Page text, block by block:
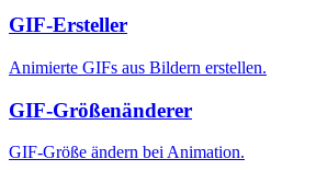
GIF-Ersteller
Animierte GIFs aus Bildern erstellen.
GIF-Größenänderer
GIF-Größe ändern bei Animation.